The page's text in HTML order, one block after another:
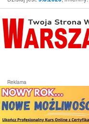
Reklama